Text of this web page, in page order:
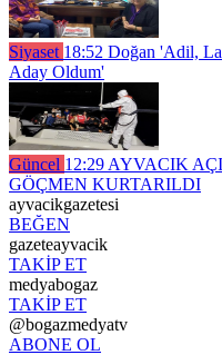
Siyaset 18:52 Doğan 'Adil,
Aday Oldum'
Güncel 12:29 AYVACIK
GÖÇMEN KURTARILDI
ayvacikgazetesi
BEĞEN
gazeteayvacik
TAKİP ET
medyabogaz
TAKİP ET
@bogazmedyatv
ABONE OL